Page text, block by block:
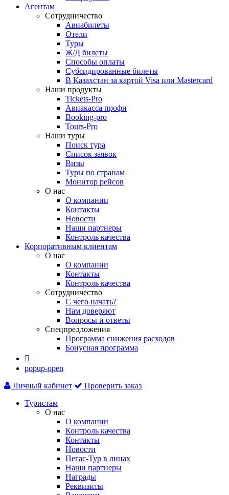
Агентам
Сотрудничество
Авиабилеты
Отели
Туры
Ж/Д билеты
Способы оплаты
Субсидированные билеты
В Казахстан за картой Visa или Masterсard
Наши продукты
Tickets-Pro
Авиакасса профи
Booking-pro
Tours-Pro
Наши туры
Поиск тура
Список заявок
Визы
Туры по странам
Монитор рейсов
О нас
О компании
Контакты
Новости
Наши партнеры
Контроль качества
Корпоративным клиентам
О нас
О компании
Контакты
Контроль качества
Сотрудничество
С чего начать?
Нам доверяют
Вопросы и ответы
Спецпредложения
Программа снижения расходов
Бонусная программа

popup-open
Личный кабинет
Проверить заказ
Туристам
О нас
О компании
Контроль качества
Контакты
Новости
Пегас-Тур в лицах
Наши партнеры
Награды
Реквизиты